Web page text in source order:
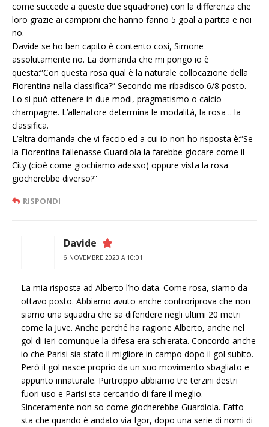
come succede a queste due squadrone) con la differenza che
loro grazie ai campioni che hanno fanno 5 goal a partita e noi
no.
Davide se ho ben capito è contento così, Simone
assolutamente no. La domanda che mi pongo io è
questa:”Con questa rosa qual è la naturale collocazione della
Fiorentina nella classifica?” Secondo me ribadisco 6/8 posto.
Lo si può ottenere in due modi, pragmatismo o calcio
champagne. L’allenatore determina le modalità, la rosa .. la
classifica.
L’altra domanda che vi faccio ed a cui io non ho risposta è:”Se
la Fiorentina l’allenasse Guardiola la farebbe giocare come il
City (cioè come giochiamo adesso) oppure vista la rosa
giocherebbe diverso?”
RISPONDI
Davide
6 NOVEMBRE 2023 A 10:01
La mia risposta ad Alberto l’ho data. Come rosa, siamo da
ottavo posto. Abbiamo avuto anche controriprova che non
siamo una squadra che sa difendere negli ultimi 20 metri
come la Juve. Anche perché ha ragione Alberto, anche nel
gol di ieri comunque la difesa era schierata. Concordo anche
io che Parisi sia stato il migliore in campo dopo il gol subito.
Però il gol nasce proprio da un suo movimento sbagliato e
appunto innaturale. Purtroppo abbiamo tre terzini destri
fuori uso e Parisi sta cercando di fare il meglio.
Sinceramente non so come giocherebbe Guardiola. Fatto
sta che quando è andato via Igor, dopo una serie di nomi di